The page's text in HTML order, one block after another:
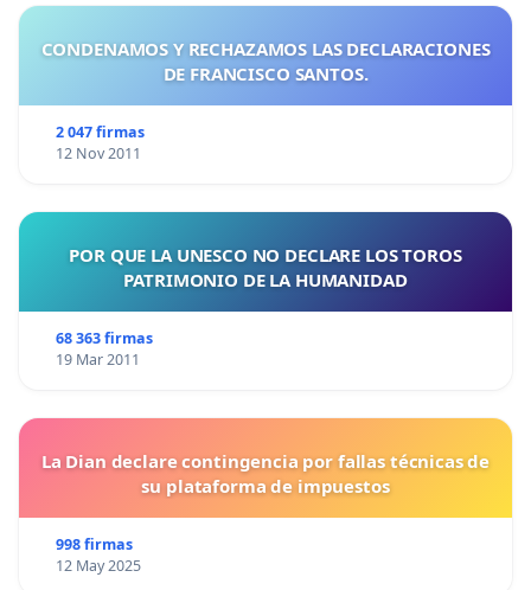
CONDENAMOS Y RECHAZAMOS LAS DECLARACIONES
DE FRANCISCO SANTOS.
2 047 firmas
12 Nov 2011
POR QUE LA UNESCO NO DECLARE LOS TOROS
PATRIMONIO DE LA HUMANIDAD
68 363 firmas
19 Mar 2011
La Dian declare contingencia por fallas técnicas de
su plataforma de impuestos
998 firmas
12 May 2025